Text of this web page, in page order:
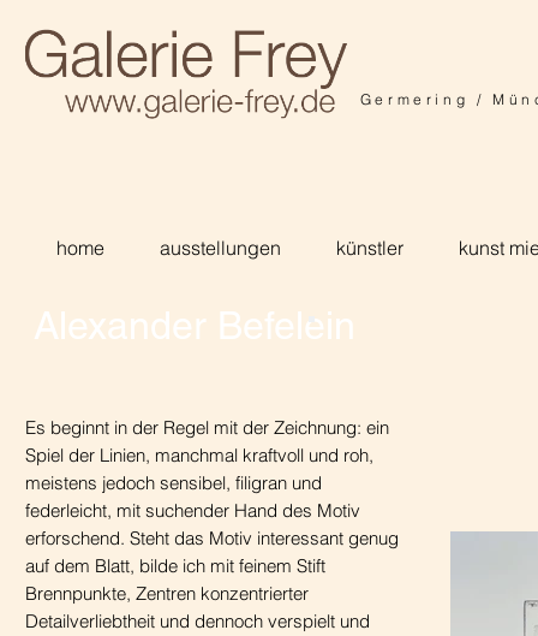
Germering /
home ausstellungen künstler kunst
Alexander Befelein
Es beginnt in der Regel mit der Zeichnung: ein
Spiel der Linien, manchmal kraftvoll und roh,
meistens jedoch sensibel, filigran und
federleicht, mit suchender Hand des Motiv
erforschend. Steht das Motiv interessant genug
auf dem Blatt, bilde ich mit feinem Stift
Brennpunkte, Zentren konzentrierter
Detailverliebtheit und dennoch verspielt und